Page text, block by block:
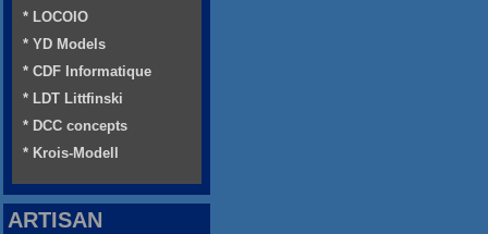
* LOCOIO
* YD Models
* CDF Informatique
* LDT Littfinski
* DCC concepts
* Krois-Modell
ARTISAN